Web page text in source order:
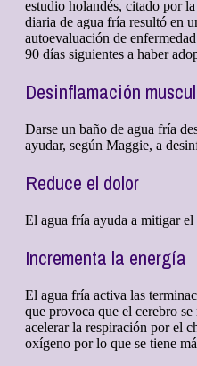
estudio holandés, citado por
diaria de agua fría resultó en
autoevaluación de
90 días siguientes a haber
Desinflamación
Darse un baño de agua fría
ayudar, según Maggie, a
Reduce el dolor
El agua fría ayuda a mitigar
Incrementa la energía
El agua fría activa las
que provoca que el cerebro se
acelerar la respiración por el
oxígeno por lo que se tiene